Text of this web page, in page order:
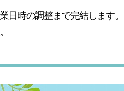
日時の調整まで完結します。